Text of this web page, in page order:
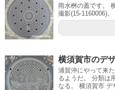
雨水桝の蓋です。
撮影(15-1160006)
横須賀市のデ
浦賀沖にやって来
るようだ。 分類は
なる。 横須賀市 デ